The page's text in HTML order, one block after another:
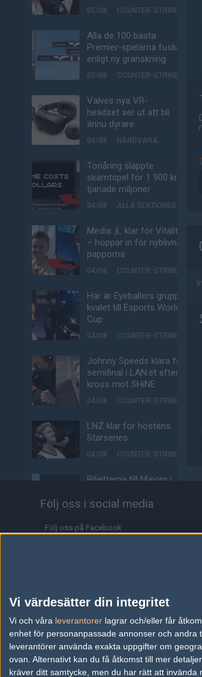
Vi värdesätter din integritet
Vi och våra leverantorer lagrar och/eller får
enhet för personanpassade annonser och andra
leverantörer använda exakta uppgifter om
ovan. Alternativt kan du få åtkomst till mer
kräver ditt samtycke, men du har rätt att
05/08 COUNTER-STRIKE
Alla de 100 bästa
Premier-spelarna fuskar
enligt ny granskning
05/08 COUNTER-STRIKE
Valves nya VR-
headset ser ut att bli
ännu dyrare
04/08 HÅRDVARA
Tonåring släppte
skämtspel för 1 900 kr –
tjänade miljoner
04/08 ALLA SEKTIONER
Media: jL klar för Vitality
– hoppar in för nyblivna
papporna
04/08 COUNTER-STRIKE
Här är Eyeballers grupp i
kvalet till Esports World
Cup
04/08 COUNTER-STRIKE
Johnny Speeds klara för
semifinal i LAN:et efter
kross mot SHiNE
04/08 COUNTER-STRIKE
LNZ klar för höstens
Starseries
04/08 COUNTER-STRIKE
Biljetterna till Majorn i
04/08 COUNTER-STRIKE
Johnny Speeds vidare till
Majorvinnaren lämnar
äntligen VP – ute på fria
marknaden
03/08 COUNTER-STRIKE
Johnny Speeds slår ut
Följ oss i social media
Följ oss på Facebook
Information
Annonsering
Copyright och Privacy Policy